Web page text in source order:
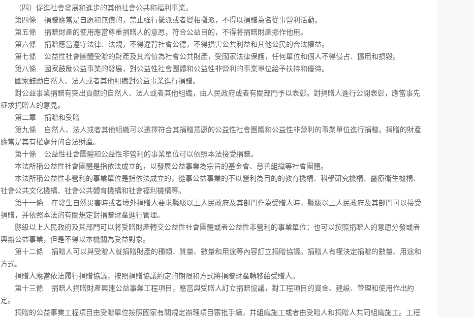
（四）促進社會發展和進步的其他社會公共和福利事業。
第四條 捐贈應當是自愿和無償的，禁止強行攤派或者變相攤派，不得以捐贈為名從事營利活動。
第五條 捐贈財產的使用應當尊重捐贈人的意愿，符合公益目的，不得將捐贈財產挪作他用。
第六條 捐贈應當遵守法律、法規，不得違背社會公德，不得損害公共利益和其他公民的合法權益。
第七條 公益性社會團體受贈的財產及其增值為社會公共財產，受國家法律保護，任何單位和個人不得侵占、挪用和損毀。
第八條 國家鼓勵公益事業的發展，對公益性社會團體和公益性非營利的事業單位給予扶持和優待。
國家鼓勵自然人、法人或者其他組織對公益事業進行捐贈。
對公益事業捐贈有突出貢獻的自然人、法人或者其他組織，由人民政府或者有關部門予以表彰。對捐贈人進行公開表彰，應當事先
征求捐贈人的意見。
第二章 捐贈和受贈
第九條 自然人、法人或者其他組織可以選擇符合其捐贈意愿的公益性社會團體和公益性非營利的事業單位進行捐贈。捐贈的財產
應當是其有權處分的合法財產。
第十條 公益性社會團體和公益性非營利的事業單位可以依照本法接受捐贈。
本法所稱公益性社會團體是指依法成立的，以發展公益事業為宗旨的基金會、慈善組織等社會團體。
本法所稱公益性非營利的事業單位是指依法成立的，從事公益事業的不以營利為目的的教育機構、科學研究機構、醫療衛生機構、
社會公共文化機構、社會公共體育機構和社會福利機構等。
第十一條 在發生自然災害時或者境外捐贈人要求縣級以上人民政府及其部門作為受贈人時，縣級以上人民政府及其部門可以接受
捐贈，并依照本法的有關規定對捐贈財產進行管理。
縣級以上人民政府及其部門可以將受贈財產轉交公益性社會團體或者公益性非營利的事業單位；也可以按照捐贈人的意愿分發或者
興辦公益事業，但是不得以本機關為受益對象。
第十二條 捐贈人可以與受贈人就捐贈財產的種類、質量、數量和用途等內容訂立捐贈協議。捐贈人有權決定捐贈的數量、用途和
方式。
捐贈人應當依法履行捐贈協議，按照捐贈協議約定的期限和方式將捐贈財產轉移給受贈人。
第十三條 捐贈人捐贈財產興建公益事業工程項目，應當與受贈人訂立捐贈協議，對工程項目的資金、建設、管理和使用作出約
定。
捐贈的公益事業工程項目由受贈單位按照國家有關規定辦理項目審批手續，并組織施工或者由受贈人和捐贈人共同組織施工。工程